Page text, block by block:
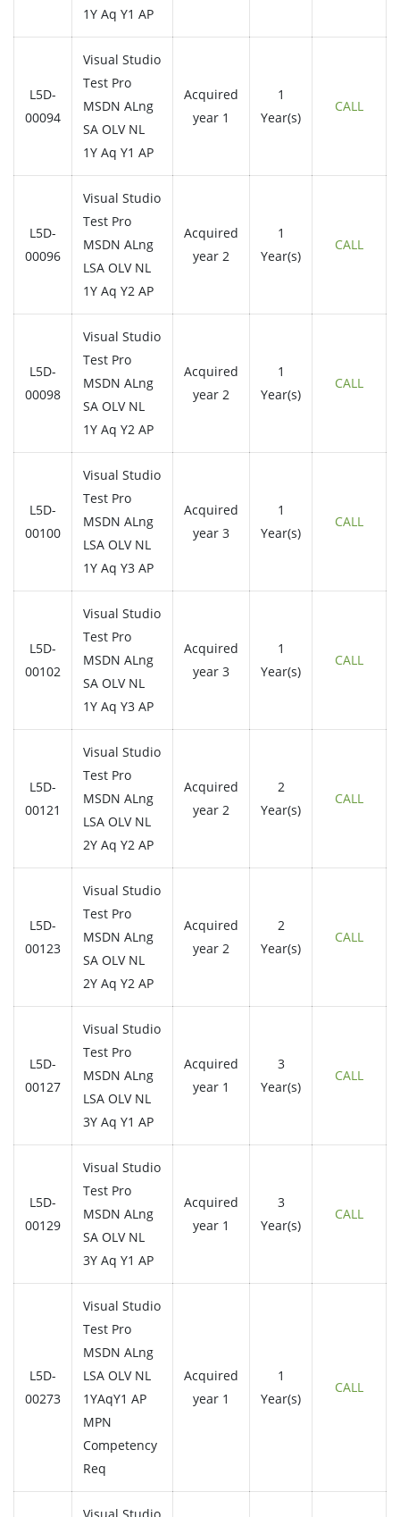
1Y Aq Y1 AP
L5D-
00094
Visual Studio
Test Pro
MSDN ALng
SA OLV NL
1Y Aq Y1 AP
Acquired
year 1
1
Year(s)
CALL
L5D-
00096
Visual Studio
Test Pro
MSDN ALng
LSA OLV NL
1Y Aq Y2 AP
Acquired
year 2
1
Year(s)
CALL
L5D-
00098
Visual Studio
Test Pro
MSDN ALng
SA OLV NL
1Y Aq Y2 AP
Acquired
year 2
1
Year(s)
CALL
L5D-
00100
Visual Studio
Test Pro
MSDN ALng
LSA OLV NL
1Y Aq Y3 AP
Acquired
year 3
1
Year(s)
CALL
L5D-
00102
Visual Studio
Test Pro
MSDN ALng
SA OLV NL
1Y Aq Y3 AP
Acquired
year 3
1
Year(s)
CALL
L5D-
00121
Visual Studio
Test Pro
MSDN ALng
LSA OLV NL
2Y Aq Y2 AP
Acquired
year 2
2
Year(s)
CALL
L5D-
00123
Visual Studio
Test Pro
MSDN ALng
SA OLV NL
2Y Aq Y2 AP
Acquired
year 2
2
Year(s)
CALL
L5D-
00127
Visual Studio
Test Pro
MSDN ALng
LSA OLV NL
3Y Aq Y1 AP
Acquired
year 1
3
Year(s)
CALL
L5D-
00129
Visual Studio
Test Pro
MSDN ALng
SA OLV NL
3Y Aq Y1 AP
Acquired
year 1
3
Year(s)
CALL
L5D-
00273
Visual Studio
Test Pro
MSDN ALng
LSA OLV NL
1YAqY1 AP
MPN
Competency
Req
Acquired
year 1
1
Year(s)
CALL